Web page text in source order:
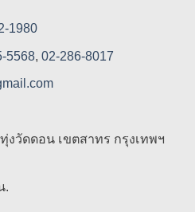
1980
5568, 02-286-8017
วัดดอน เขตสาทร กรุงเทพฯ